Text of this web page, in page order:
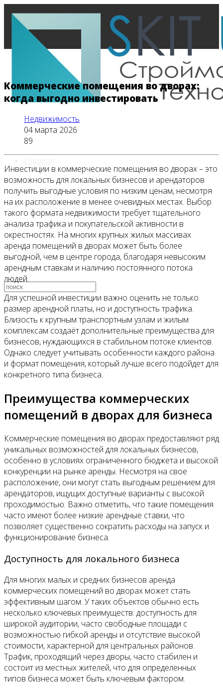
Все новости
Видео
Коммерческие помещения во дворах:
когда выгодно инвестировать
Недвижимость
04 марта 2026
89
Инвестиции в коммерческие помещения во дворах – это
возможность для локальных бизнесов и арендаторов
получить выгодные условия по низким ценам, несмотря
на их расположение в менее очевидных местах. Выбор
такого формата недвижимости требует тщательного
анализа трафика и покупательской активности в
окрестностях. На многих крупных жилых массивах
аренда помещений в дворах может быть более
выгодной, чем в центре города, благодаря невысоким
арендным ставкам и наличию постоянного потока
людей.
Для успешной инвестиции важно оценить не только
размер арендной платы, но и доступность трафика.
Близость к крупным транспортным узлам и жилым
комплексам создаёт дополнительные преимущества для
бизнесов, нуждающихся в стабильном потоке клиентов.
Однако следует учитывать особенности каждого района
и формат помещения, который лучше всего подойдет для
конкретного типа бизнеса.
Преимущества коммерческих
помещений в дворах для бизнеса
Коммерческие помещения во дворах предоставляют ряд
уникальных возможностей для локальных бизнесов,
особенно в условиях ограниченного бюджета и высокой
конкуренции на рынке аренды. Несмотря на свое
расположение, они могут стать выгодным решением для
арендаторов, ищущих доступные варианты с высокой
проходимостью. Важно отметить, что такие помещения
часто имеют более низкие арендные ставки, что
позволяет существенно сократить расходы на запуск и
функционирование бизнеса.
Доступность для локального бизнеса
Для многих малых и средних бизнесов аренда
коммерческих помещений во дворах может стать
эффективным шагом. У таких объектов обычно есть
несколько ключевых преимуществ: доступность для
широкой аудитории, часто свободные площади с
возможностью гибкой аренды и отсутствие высокой
стоимости, характерной для центральных районов.
Трафик, проходящий через дворы, часто стабилен и
состоит из местных жителей, что для определенных
типов бизнеса может быть ключевым фактором.